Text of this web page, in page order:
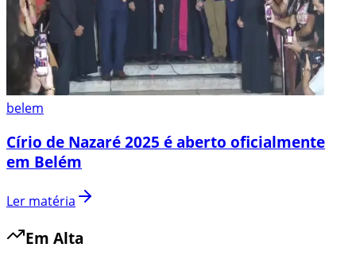
belem
Círio de Nazaré 2025 é aberto oficialmente
em Belém
Ler matéria
Em Alta